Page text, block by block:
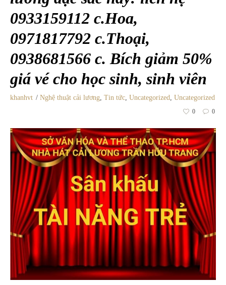
0933159112 c.Hoa,
0971817792 c.Thoại,
0938681566 c. Bích giảm 50%
giá vé cho học sinh, sinh viên
khanhvt Nghệ thuật cải lương, Tin tức, Uncategorized, Uncategorized
0 0